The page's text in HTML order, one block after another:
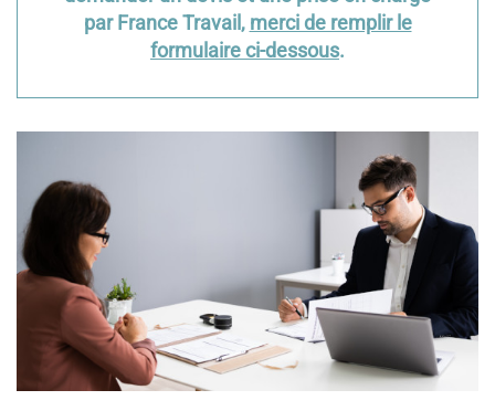
par France Travail, merci de remplir le
formulaire ci-dessous.